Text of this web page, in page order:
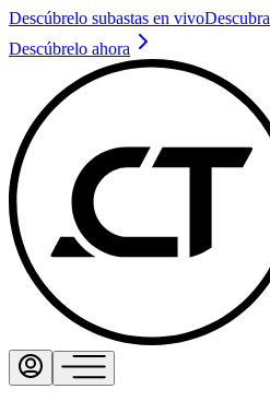
Descúbrelo subastas en vivo
Descúbrelo ahora